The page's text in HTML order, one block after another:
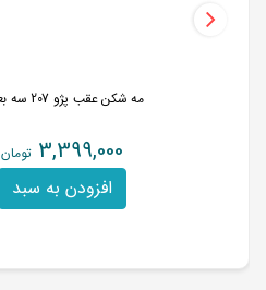
مه شکن عقب پژو 207 سه بعدی
3,399,000 تومان
افزودن به سبد